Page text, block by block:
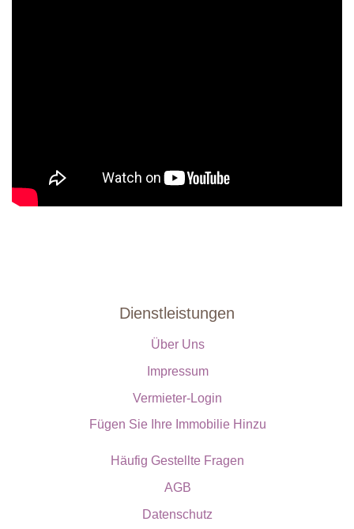
Dienstleistungen
Über Uns
Impressum
Vermieter-Login
Fügen Sie Ihre Immobilie Hinzu
Häufig Gestellte Fragen
AGB
Datenschutz